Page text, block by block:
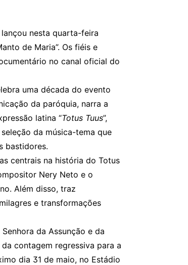
nesta quarta-feira
de Maria”. Os fiéis e
no canal oficial do
uma década do evento
da paróquia, narra a
latina “Totus Tuus”,
da música-tema que
bastidores.
centrais na história do Totus
Nery Neto e o
Além disso, traz
e transformações
da Assunção e da
contagem regressiva para a
dia 31 de maio, no Estádio